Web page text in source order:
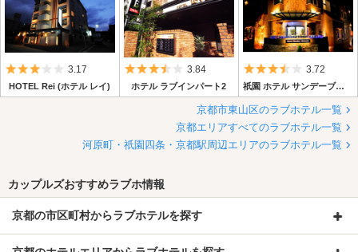
5つ星のうち3
3.17
HOTEL Rei (ホテル レイ)
5つ星のうち3.5
3.84
ホテル ラブインパート2
5つ星のうち
3.72
祇園 ホテル サンデーブランチ
京都市東山区のラブホテル一覧
京都エリアすべてのラブホテル一覧
河原町・祇園四条・京都駅周辺エリアのラブホテル一覧
カップルズおすすめラブホ情報
京都の市区町村からラブホテルを探す